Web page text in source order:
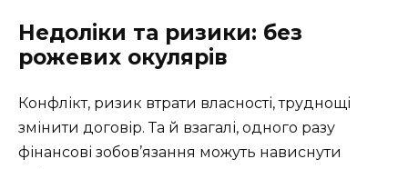
Недоліки та ризики: без
рожевих окулярів
Конфлікт, ризик втрати власності, труднощі
змінити договір. Та й взагалі, одного разу
фінансові зобов’язання можуть нависнути